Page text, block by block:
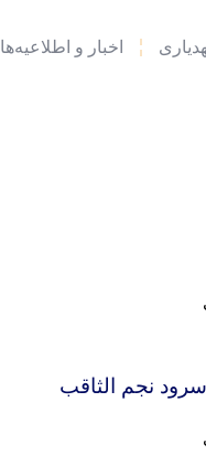
اخبار و اطلاعیه‌ها
نجم الثاقب